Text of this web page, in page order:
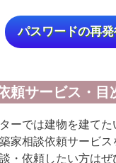
パスワードの再
頼サービス・目
ーでは建物を建て
家相談依頼サービス
・依頼したい方は